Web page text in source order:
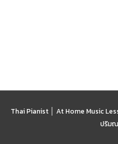
Thai Pianist │ At Home Music
ปริม